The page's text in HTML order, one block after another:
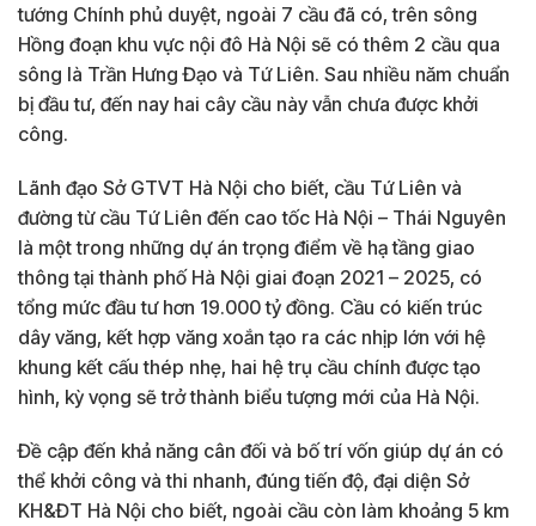
tướng Chính phủ duyệt, ngoài 7 cầu đã có, trên sông
Hồng đoạn khu vực nội đô Hà Nội sẽ có thêm 2 cầu qua
sông là Trần Hưng Đạo và Tứ Liên. Sau nhiều năm chuẩn
bị đầu tư, đến nay hai cây cầu này vẫn chưa được khởi
công.
Lãnh đạo Sở GTVT Hà Nội cho biết, cầu Tứ Liên và
đường từ cầu Tứ Liên đến cao tốc Hà Nội – Thái Nguyên
là một trong những dự án trọng điểm về hạ tầng giao
thông tại thành phố Hà Nội giai đoạn 2021 – 2025, có
tổng mức đầu tư hơn 19.000 tỷ đồng. Cầu có kiến trúc
dây văng, kết hợp văng xoắn tạo ra các nhịp lớn với hệ
khung kết cấu thép nhẹ, hai hệ trụ cầu chính được tạo
hình, kỳ vọng sẽ trở thành biểu tượng mới của Hà Nội.
Đề cập đến khả năng cân đối và bố trí vốn giúp dự án có
thể khởi công và thi nhanh, đúng tiến độ, đại diện Sở
KH&ĐT Hà Nội cho biết, ngoài cầu còn làm khoảng 5 km